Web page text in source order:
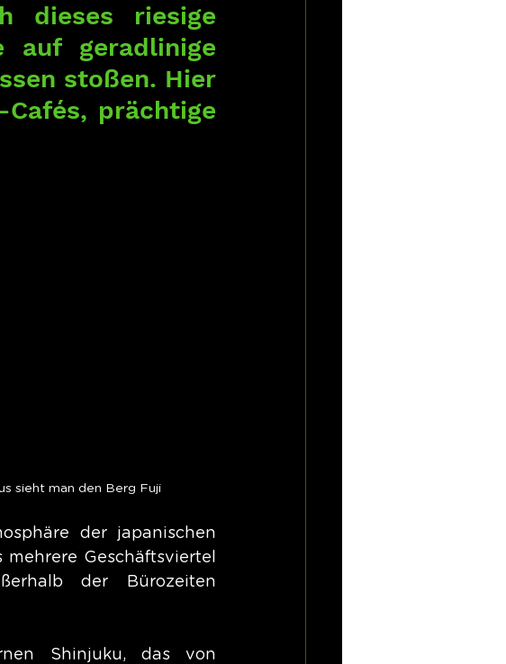
dieses riesige
auf geradlinige
stoßen. Hier
prächtige
sieht man den Berg Fuji
der japanischen
Geschäftsviertel
der Bürozeiten
Shinjuku, das von